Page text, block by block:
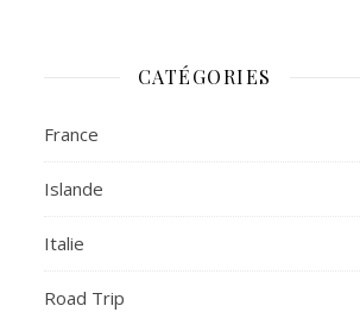
CATÉGORIES
France
Islande
Italie
Road Trip